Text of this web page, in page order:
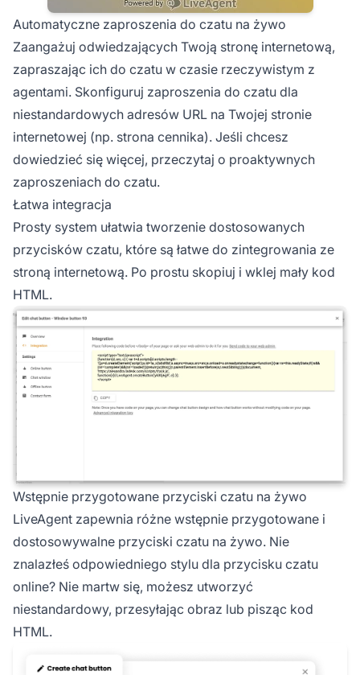
Automatyczne zaproszenia do czatu na żywo
Zaangażuj odwiedzających Twoją stronę internetową,
zapraszając ich do czatu w czasie rzeczywistym z
agentami. Skonfiguruj zaproszenia do czatu dla
niestandardowych adresów URL na Twojej stronie
internetowej (np. strona cennika). Jeśli chcesz
dowiedzieć się więcej, przeczytaj o proaktywnych
zaproszeniach do czatu.
Łatwa integracja
Prosty system ułatwia tworzenie dostosowanych
przycisków czatu, które są łatwe do zintegrowania ze
stroną internetową. Po prostu skopiuj i wklej mały kod
HTML.
Wstępnie przygotowane przyciski czatu na żywo
LiveAgent zapewnia różne wstępnie przygotowane i
dostosowywalne przyciski czatu na żywo. Nie
znalazłeś odpowiedniego stylu dla przycisku czatu
online? Nie martw się, możesz utworzyć
niestandardowy, przesyłając obraz lub pisząc kod
HTML.